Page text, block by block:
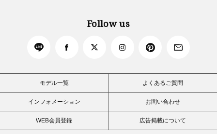
Follow us
モデル一覧 よくあるご質問
インフォメーション お問い合わせ
WEB会員登録 広告掲載について